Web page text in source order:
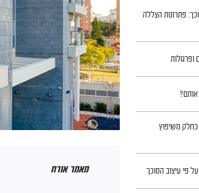
פתרונות הצללה
אותם?
כחלק משיפוץ
פי עיצוב הסוכך מאמר אורח